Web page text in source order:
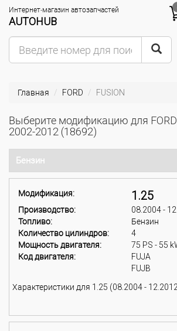
Интернет-магазин автозапчастей
AUTOHUB
Главная FORD FUSION
Выберите модификацию для
2002-2012 (18692)
Бензин
Модификация: 1.25
Производство:
08.2004 -
Топливо:
Бензин
Количество цилиндров:
4
Мощность двигателя:
75 PS - 55
Код двигателя:
FUJA
FUJB
Характеристики для 1.25 (08.2004 -